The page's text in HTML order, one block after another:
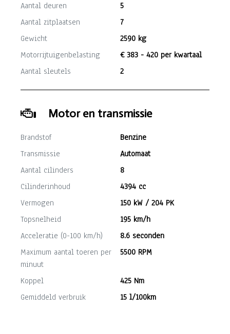
Aantal deuren
5
Aantal zitplaatsen
7
Gewicht
2590 kg
Motorrijtuigenbelasting
€ 383 - 420 per kwartaal
Aantal sleutels
2
Motor en transmissie
Brandstof
Benzine
Transmissie
Automaat
Aantal cilinders
8
Cilinderinhoud
4394 cc
Vermogen
150 kW / 204 PK
Topsnelheid
195 km/h
Acceleratie (0-100 km/h)
8.6 seconden
Maximum aantal toeren per
minuut
5500 RPM
Koppel
425 Nm
Gemiddeld verbruik
15 l/100km